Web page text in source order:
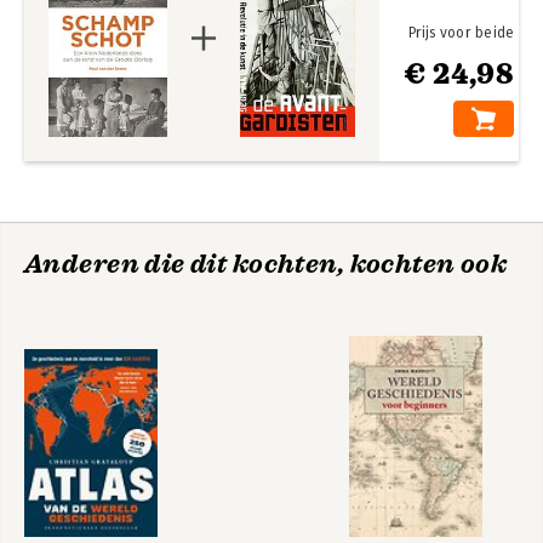
€ 24,98
Prijs voor beide
Anderen die dit kochten, kochten ook